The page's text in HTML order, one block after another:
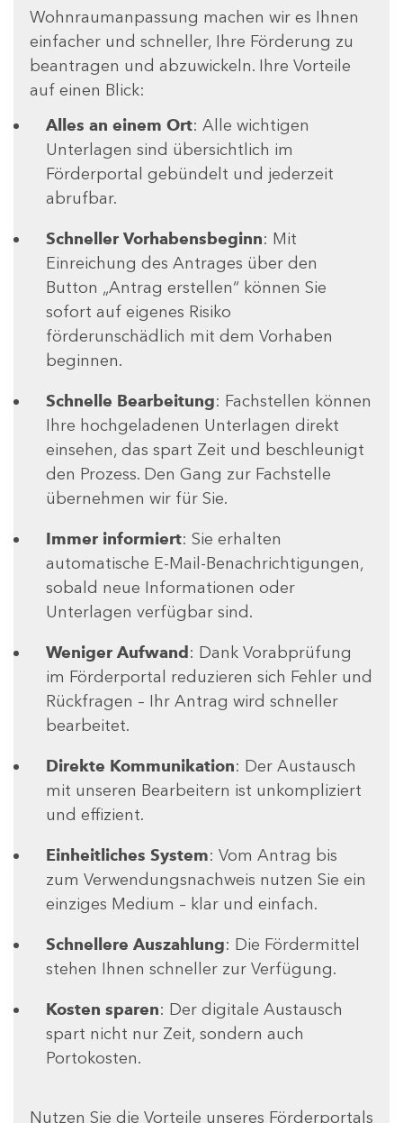
Wohnraumanpassung machen wir es Ihnen
einfacher und schneller, Ihre Förderung zu
beantragen und abzuwickeln. Ihre Vorteile
auf einen Blick:
Alles an einem Ort: Alle wichtigen
Unterlagen sind übersichtlich im
Förderportal gebündelt und jederzeit
abrufbar.
Schneller Vorhabensbeginn: Mit
Einreichung des Antrages über den
Button „Antrag erstellen“ können Sie
sofort auf eigenes Risiko
förderunschädlich mit dem Vorhaben
beginnen.
Schnelle Bearbeitung: Fachstellen können
Ihre hochgeladenen Unterlagen direkt
einsehen, das spart Zeit und beschleunigt
den Prozess. Den Gang zur Fachstelle
übernehmen wir für Sie.
Immer informiert: Sie erhalten
automatische E-Mail-Benachrichtigungen,
sobald neue Informationen oder
Unterlagen verfügbar sind.
Weniger Aufwand : Dank Vorabprüfung
im Förderportal reduzieren sich Fehler und
Rückfragen – Ihr Antrag wird schneller
bearbeitet.
Direkte Kommunikation: Der Austausch
mit unseren Bearbeitern ist unkompliziert
und effizient.
Einheitliches System: Vom Antrag bis
zum Verwendungsnachweis nutzen Sie ein
einziges Medium – klar und einfach.
Schnellere Auszahlung: Die Fördermittel
stehen Ihnen schneller zur Verfügung.
Kosten sparen: Der digitale Austausch
spart nicht nur Zeit, sondern auch
Portokosten.
Nutzen Sie die Vorteile unseres Förderportals